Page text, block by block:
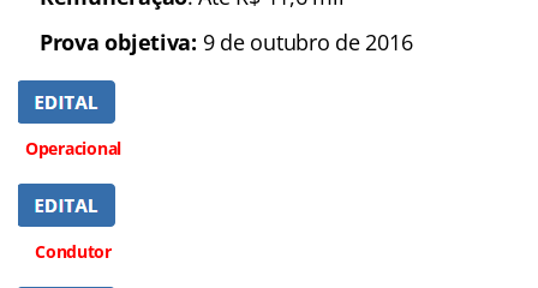
Prova objetiva: 9 de outubro de 2016
Operacional
Condutor